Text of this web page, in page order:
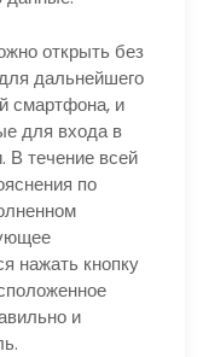
открыть без
дальнейшего
смартфона, и
для входа в
В течение всей
по
нажать кнопку
и